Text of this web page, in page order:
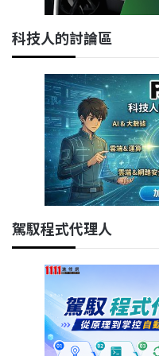
科技人的討論區
駕馭程式代理人